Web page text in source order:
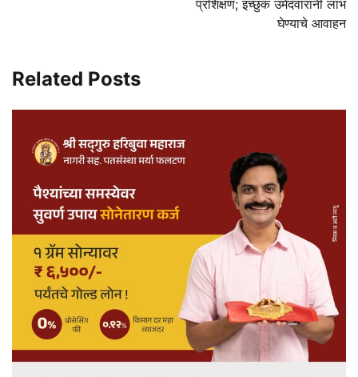
प्रशिक्षण; इच्छुक उमेदवारांनी लाभ
घेण्याचे आवाहन
Related Posts